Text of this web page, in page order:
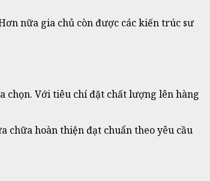
nữa gia chủ còn được các kiến trúc sư
chọn. Với tiêu chí đặt chất lượng lên hàng
chữa hoàn thiện đạt chuẩn theo yêu cầu